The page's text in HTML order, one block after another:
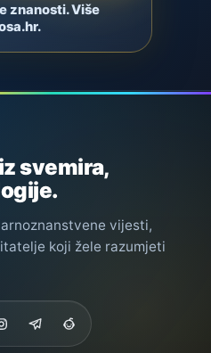
znanosti. Više
svemira,
vijesti,
koji žele razumjeti